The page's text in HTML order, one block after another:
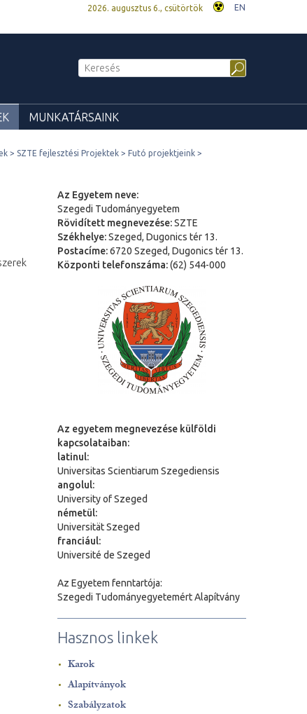
2026. augusztus 6., csütörtök EN
MUNKATÁRSAINK
SZTE fejlesztési Projektek
Futó projektjeink
Az Egyetem neve:
Szegedi Tudományegyetem
Rövidített megnevezése:SZTE
Székhelye:Szeged, Dugonics tér 13.
Postacíme:6720 Szeged, Dugonics tér 13.
Központi telefonszáma:(62) 544-000
Az egyetem megnevezése külföldi
kapcsolataiban:
latinul:
Universitas Scientiarum Szegediensis
angolul:
University of Szeged
németül:
Universität Szeged
franciául:
Université de Szeged
Az Egyetem fenntartója:
Szegedi Tudományegyetemért Alapítvány
Hasznos linkek
Karok
Alapítványok
Szabályzatok